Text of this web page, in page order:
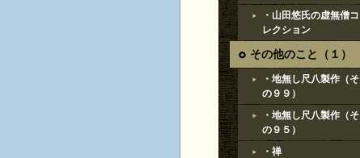
・山田悠氏の虚無僧コ
レクション
その他のこと（１）
・地無し尺八製作（そ
の９９）
・地無し尺八製作（そ
の９５）
・禅